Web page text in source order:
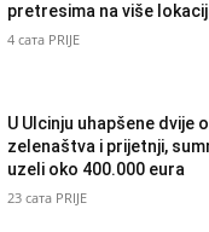
pretresima na više
4 сата PRIJE
U Ulcinju uhapšene dvije
zelenaštva i prijetnji,
uzeli oko 400.000 eura
23 сата PRIJE